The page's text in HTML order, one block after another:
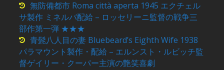
無防備都市 Roma città aperta 1945 エクチェル
サ製作 ミネルバ配給 – ロッセリーニ監督の戦争三
部作第一弾 ★★★
青髭八人目の妻 Bluebeard’s Eighth Wife 1938
パラマウント製作・配給 – エルンスト・ルビッチ監
督ゲイリー・クーパー主演の艶笑喜劇